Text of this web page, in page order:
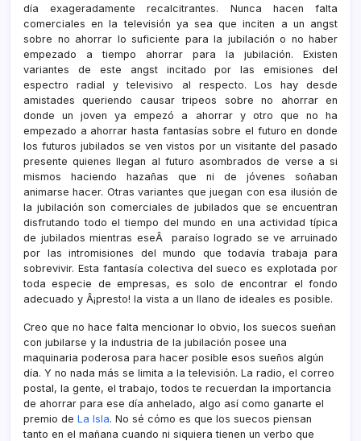
dí­a exageradamente recalcitrantes. Nunca hacen falta
comerciales en la televisión ya sea que inciten a un angst
sobre no ahorrar lo suficiente para la jubilación o no haber
empezado a tiempo ahorrar para la jubilación. Existen
variantes de este angst incitado por las emisiones del
espectro radial y televisivo al respecto. Los hay desde
amistades queriendo causar tripeos sobre no ahorrar en
donde un joven ya empezó a ahorrar y otro que no ha
empezado a ahorrar hasta fantasí­as sobre el futuro en donde
los futuros jubilados se ven vistos por un visitante del pasado
presente quienes llegan al futuro asombrados de verse a si
mismos haciendo hazañas que ni de jóvenes soñaban
animarse hacer. Otras variantes que juegan con esa ilusión de
la jubilación son comerciales de jubilados que se encuentran
disfrutando todo el tiempo del mundo en una actividad tí­pica
de jubilados mientras eseÂ paraí­so logrado se ve arruinado
por las intromisiones del mundo que todaví­a trabaja para
sobrevivir. Esta fantasí­a colectiva del sueco es explotada por
toda especie de empresas, es solo de encontrar el fondo
adecuado y Â¡presto! la vista a un llano de ideales es posible.
Creo que no hace falta mencionar lo obvio, los suecos sueñan
con jubilarse y la industria de la jubilación posee una
maquinaria poderosa para hacer posible esos sueños algún
dí­a. Y no nada más se limita a la televisión. La radio, el correo
postal, la gente, el trabajo, todos te recuerdan la importancia
de ahorrar para ese dí­a anhelado, algo así­ como ganarte el
premio de La Isla. No sé cómo es que los suecos piensan
tanto en el mañana cuando ni siquiera tienen un verbo que